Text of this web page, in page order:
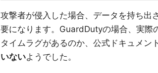
攻撃者が侵入した場合、データを持ち出
要になります。GuardDutyの場合、実際
タイムラグがあるのか、公式ドキュメン
いないようでした。